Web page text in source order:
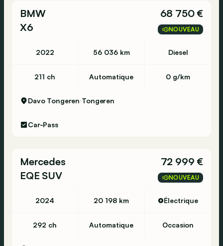
BMW
X6
68 750 €
NOUVEAU
2022 56 036 km Diesel
211 ch Automatique 0 g/km
Davo Tongeren Tongeren
Car-Pass
Mercedes
EQE SUV
72 999 €
NOUVEAU
2024 20 198 km Électrique
292 ch Automatique Occasion